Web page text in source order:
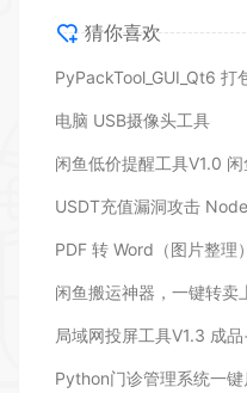
猜你喜欢
电脑 USB摄像头工具
PDF 转 Word（图片整理
闲鱼搬运神器，一键转卖
局域网投屏工具V1.3 成
Python门诊管理系统一键